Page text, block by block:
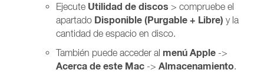
Ejecute Utilidad de discos > compruebe el
apartado Disponible (Purgable + Libre) y la
cantidad de espacio en disco.
También puede acceder al menú Apple ->
Acerca de este Mac -> Almacenamiento.